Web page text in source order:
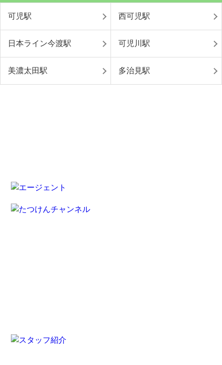
可児駅 西可児駅
日本ライン今渡駅 可児川駅
美濃太田駅 多治見駅